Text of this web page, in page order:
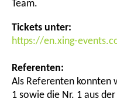
Team.
Tickets unter:
https://en.xing-
Referenten:
Als Referenten konnten
1 sowie die Nr. 1 aus